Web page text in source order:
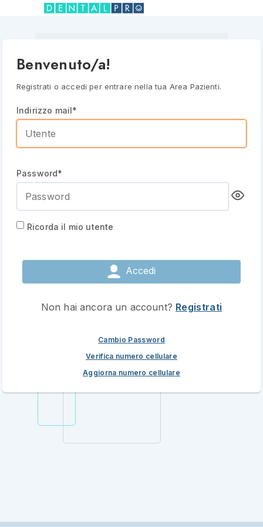
Benvenuto/a!
Registrati o accedi per entrare nella tua Area Pazienti.
Indirizzo mail*
Password*
Ricorda il mio utente
Accedi
Non hai ancora un account? Registrati
Cambio Password
Verifica numero cellulare
Aggiorna numero cellulare